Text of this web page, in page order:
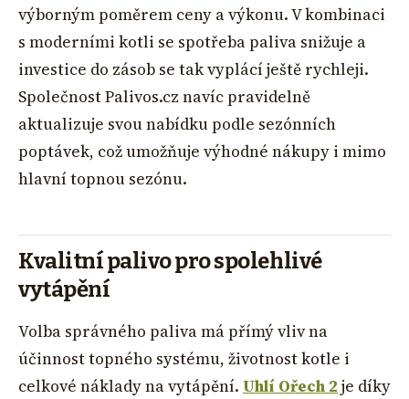
výborným poměrem ceny a výkonu. V kombinaci
s moderními kotli se spotřeba paliva snižuje a
investice do zásob se tak vyplácí ještě rychleji.
Společnost Palivos.cz navíc pravidelně
aktualizuje svou nabídku podle sezónních
poptávek, což umožňuje výhodné nákupy i mimo
hlavní topnou sezónu.
Kvalitní palivo pro spolehlivé
vytápění
Volba správného paliva má přímý vliv na
účinnost topného systému, životnost kotle i
celkové náklady na vytápění. Uhlí Ořech 2 je díky